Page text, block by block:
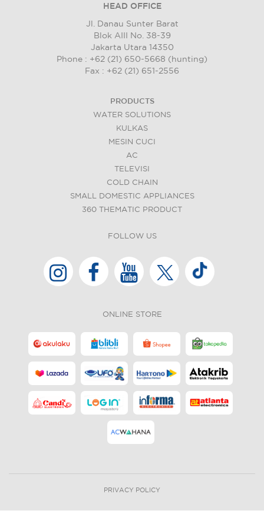
HEAD OFFICE
Jl. Danau Sunter Barat
Blok AIII No. 38-39
Jakarta Utara 14350
Phone : +62 (21) 650-5668 (hunting)
Fax : +62 (21) 651-2556
PRODUCTS
WATER SOLUTIONS
KULKAS
MESIN CUCI
AC
TELEVISI
COLD CHAIN
SMALL DOMESTIC APPLIANCES
360 THEMATIC PRODUCT
FOLLOW US
ONLINE STORE
PRIVACY POLICY